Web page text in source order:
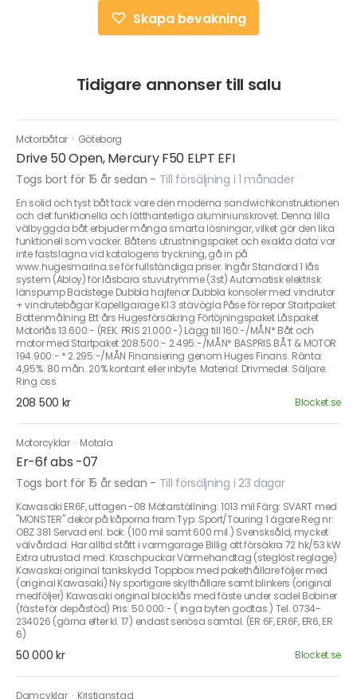
Skapa bevakning
Tidigare annonser till salu
Motorbåtar · Göteborg
Drive 50 Open, Mercury F50 ELPT EFI
Togs bort för 15 år sedan - Till försäljning i 1 månader
En solid och tyst båt tack vare den moderna sandwichkonstruktionen
och det funktionella och lätthanterliga aluminiunskrovet. Denna lilla
välbyggda båt erbjuder många smarta lösningar, vilket gör den lika
funktionell som vacker. Båtens utrustningspaket och exakta data var
inte fastslagna vid katalogens tryckning, gå in på
www.hugesmarina.se för fullständiga priser. Ingår Standard 1 lås
system (Abloy) för låsbara stuvutrymme (3st) Automatisk elektrisk
länspump Badstege Dubbla hajfenor Dubbla konsoler med vindrutor
+ vindrutebågar Kapellgarage Kl 3 stävögla Påse för repor Startpaket
Bottenmålning Ett års Hugesförsäkring Förtöjningspaket Låspaket
Motorlås 13.600:- (REK. PRIS 21.000:-) Lägg till 160:-/MÅN* Båt och
motor med Startpaket 208.500:- 2.495:-/MÅN* BASPRIS BÅT & MOTOR
194.900:- * 2.295:-/MÅN Finansiering genom Huges Finans. Ränta:
4,95%. 80 mån. 20% kontant eller inbyte. Material: Drivmedel: Säljare:
Ring oss
208 500 kr Blocket.se
Motorcyklar · Motala
Er-6f abs -07
Togs bort för 15 år sedan - Till försäljning i 23 dagar
Kawasaki ER6F, uttagen -08 Mätarställning: 1013 mil Färg: SVART med
"MONSTER" dekor på kåporna fram Typ: Sport/Touring 1 ägare Reg nr:
OBZ 381 Servad enl. bok. (100 mil samt 600 mil.) Svensksåld, mycket
välvårdad. Har alltid stått i varmgarage Billig att försäkra 72 hk/53 kW
Extra utrustad med: Kraschpuckar Värmehandtag (steglöst reglage)
Kawaskai original tankskydd Toppbox med pakethållare följer med
(original Kawasaki) Ny sportigare skylthållare samt blinkers (original
medföljer) Kawasaki original blocklås med fäste under sadel Bobiner
(fäste för depåstöd) Pris: 50.000:- ( inga byten godtas.) Tel. 0734-
234026 (gärna efter kl. 17) endast seriösa samtal. (ER 6F, ER6F, ER6, ER
6)
50 000 kr Blocket.se
Damcyklar · Kristianstad